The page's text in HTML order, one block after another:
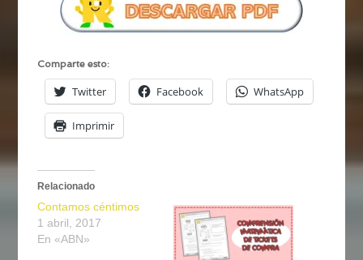
Comparte esto:
Twitter Facebook WhatsApp
Imprimir
Relacionado
Contamos céntimos
1 abril, 2017
En «ABN»